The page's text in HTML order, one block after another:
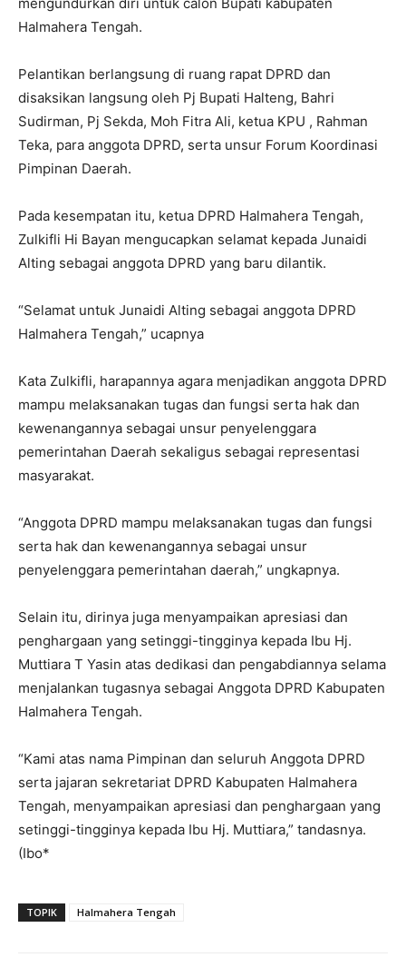
Halmahera Tengah.
Pelantikan berlangsung di ruang rapat DPRD dan
disaksikan langsung oleh Pj Bupati Halteng, Bahri
Sudirman, Pj Sekda, Moh Fitra Ali, ketua KPU , Rahman
Teka, para anggota DPRD, serta unsur Forum Koordinasi
Pimpinan Daerah.
Pada kesempatan itu, ketua DPRD Halmahera Tengah,
Zulkifli Hi Bayan mengucapkan selamat kepada Junaidi
Alting sebagai anggota DPRD yang baru dilantik.
“Selamat untuk Junaidi Alting sebagai anggota DPRD
Halmahera Tengah,” ucapnya
Kata Zulkifli, harapannya agara menjadikan anggota DPRD
mampu melaksanakan tugas dan fungsi serta hak dan
kewenangannya sebagai unsur penyelenggara
pemerintahan Daerah sekaligus sebagai representasi
masyarakat.
“Anggota DPRD mampu melaksanakan tugas dan fungsi
serta hak dan kewenangannya sebagai unsur
penyelenggara pemerintahan daerah,” ungkapnya.
Selain itu, dirinya juga menyampaikan apresiasi dan
penghargaan yang setinggi-tingginya kepada Ibu Hj.
Muttiara T Yasin atas dedikasi dan pengabdiannya selama
menjalankan tugasnya sebagai Anggota DPRD Kabupaten
Halmahera Tengah.
“Kami atas nama Pimpinan dan seluruh Anggota DPRD
serta jajaran sekretariat DPRD Kabupaten Halmahera
Tengah, menyampaikan apresiasi dan penghargaan yang
setinggi-tingginya kepada Ibu Hj. Muttiara,” tandasnya.
(Ibo*
TOPIK Halmahera Tengah